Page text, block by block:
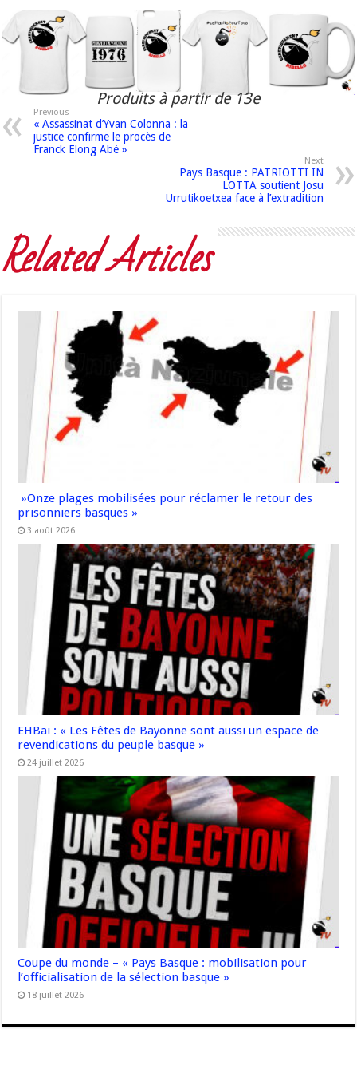
Produits à partir de 13e
Previous
« Assassinat d’Yvan Colonna : la
justice confirme le procès de
Franck Elong Abé »
Next
Pays Basque : PATRIOTTI IN
LOTTA soutient Josu
Urrutikoetxea face à l’extradition
Related Articles
»Onze plages mobilisées pour réclamer le retour des
prisonniers basques »
3 août 2026
EHBai : « Les Fêtes de Bayonne sont aussi un espace de
revendications du peuple basque »
24 juillet 2026
Coupe du monde – « Pays Basque : mobilisation pour
l’officialisation de la sélection basque »
18 juillet 2026